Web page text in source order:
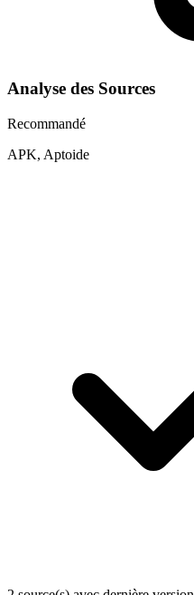
Analyse des Sources
Recommandé
APK, Aptoide